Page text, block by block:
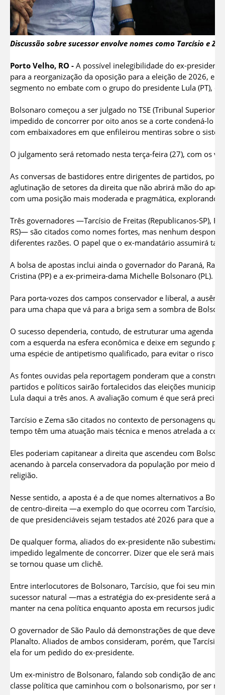
Discussão sobre sucessor envolve nomes como Tarcísio e
Porto Velho, RO - A possível inelegibilidade do ex-
para a reorganização da oposição para a eleição de 2026,
segmento no embate com o grupo do presidente Lula (PT),
Bolsonaro começou a ser julgado no TSE (Tribunal Superior
impedido de concorrer por oito anos se a corte condená-lo
com embaixadores em que enfileirou mentiras sobre o
O julgamento será retomado nesta terça-feira (27), com os
As conversas de bastidores entre dirigentes de partidos,
aglutinação de setores da direita que não abrirá mão do
com uma posição mais moderada e pragmática, explorando
Três governadores —Tarcísio de Freitas (Republicanos-SP),
RS)— são citados como nomes fortes, mas nenhum
diferentes razões. O papel que o ex-mandatário assumirá
A bolsa de apostas inclui ainda o governador do Paraná,
Cristina (PP) e a ex-primeira-dama Michelle Bolsonaro (PL).
Para porta-vozes dos campos conservador e liberal, a
para uma chapa que vá para a briga sem a sombra de
O sucesso dependeria, contudo, de estruturar uma agenda
com a esquerda na esfera econômica e deixe em segundo
uma espécie de antipetismo qualificado, para evitar o risco
As fontes ouvidas pela reportagem ponderam que a
partidos e políticos sairão fortalecidos das eleições
Lula daqui a três anos. A avaliação comum é que será
Tarcísio e Zema são citados no contexto de personagens
tempo têm uma atuação mais técnica e menos atrelada a
Eles poderiam capitanear a direita que ascendeu com
acenando à parcela conservadora da população por meio
religião.
Nesse sentido, a aposta é a de que nomes alternativos a
de centro-direita —a exemplo do que ocorreu com Tarcísio,
de que presidenciáveis sejam testados até 2026 para que a
De qualquer forma, aliados do ex-presidente não
impedido legalmente de concorrer. Dizer que ele será mais
se tornou quase um clichê.
Entre interlocutores de Bolsonaro, Tarcísio, que foi seu
sucessor natural —mas a estratégia do ex-presidente será a
manter na cena política enquanto aposta em recursos
O governador de São Paulo dá demonstrações de que deve
Planalto. Aliados de ambos consideram, porém, que Tarcísio
ela for um pedido do ex-presidente.
Um ex-ministro de Bolsonaro, falando sob condição de
classe política que caminhou com o bolsonarismo, por ser